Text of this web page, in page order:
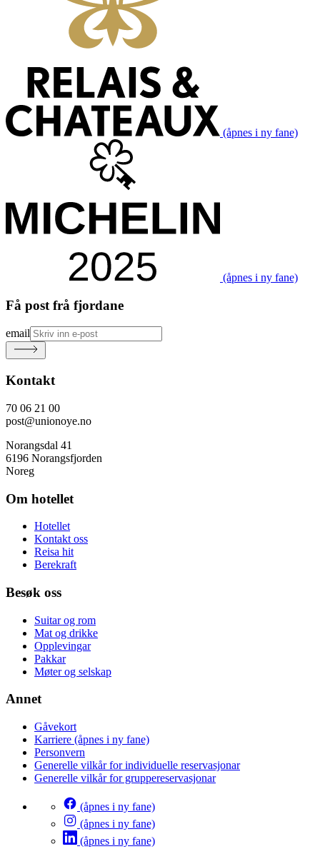
(åpnes i ny fane)
(åpnes i ny fane)
Få post frå fjordane
email
Kontakt
70 06 21 00
post@unionoye.no
Norangsdal 41
6196 Norangsfjorden
Noreg
Om hotellet
Hotellet
Kontakt oss
Reisa hit
Berekraft
Besøk oss
Suitar og rom
Mat og drikke
Opplevingar
Pakkar
Møter og selskap
Annet
Gåvekort
Karriere (åpnes i ny fane)
Personvern
Generelle vilkår for individuelle reservasjonar
Generelle vilkår for gruppereservasjonar
(åpnes i ny fane)
(åpnes i ny fane)
(åpnes i ny fane)